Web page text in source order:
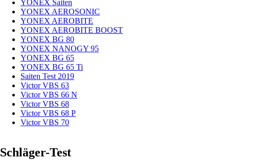
YONEX Saiten
YONEX AEROSONIC
YONEX AEROBITE
YONEX AEROBITE BOOST
YONEX BG 80
YONEX NANOGY 95
YONEX BG 65
YONEX BG 65 Ti
Saiten Test 2019
Victor VBS 63
Victor VBS 66 N
Victor VBS 68
Victor VBS 68 P
Victor VBS 70
Schläger-Test